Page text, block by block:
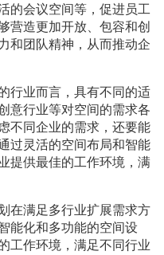
的会议空间等，促进员工
营造更加开放、包容和创
和团队精神，从而推动企
行业而言，具有不同的适
意行业等对空间的需求各
不同企业的需求，还要能
过灵活的空间布局和智能
提供最佳的工作环境，满
在满足多行业扩展需求方
能化和多功能的空间设
工作环境，满足不同行业